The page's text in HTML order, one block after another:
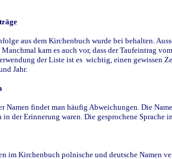
aus dem Kirchenbuch wurde bei behalten.
kam es auch vor, dass der Taufeintrag
der Liste ist es wichtig, einen gewissen
Jahr.
Namen findet man häufig Abweichungen. Die
in der Erinnerung waren. Die gesprochene
im Kirchenbuch polnische und deutsche Namen